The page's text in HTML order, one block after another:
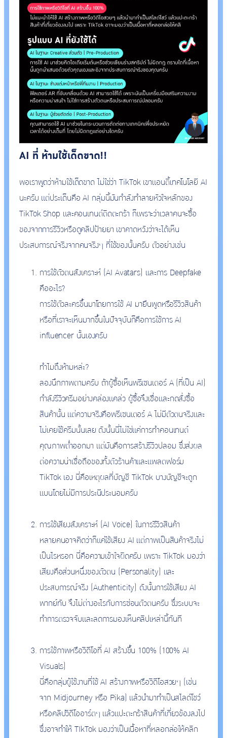
AI ที่ ห้ามใช้เด็ดขาด!!
พอเราพูดว่าห้ามใช้เด็ดขาด ไม่ใช่ว่า TikTok เขาแอนตี้เทคโนโลยี AI
นะครับ แต่ประเด็นคือ AI กลุ่มนี้มันกำลังทำลายหัวใจหลักของ
TikTok Shop และคอนเทนต์ติดตะกร้า ก็เพราะว่าเวลาคนจะซื้อ
ของจากการรีวิวหรือดูคลิปป้ายยา เขาคาดหวังว่าจะได้เห็น
ประสบการณ์จริงจากคนจริงๆ ที่ใช้ของนั้นครับ ตัวอย่างเช่น
การใช้ตัวตนสังเคราะห์ (AI Avatars) และการ Deepfake
คืออะไร?
การใช้ตัวละครขึ้นมาโดยการใช้ AI มายืนพูดหรือรีวิวสินค้า
หรือที่เราจะเห็นมากขึ้นในปัจจุบันก็คือการใช้การ AI
influencer นั้นเองครับ
ทำไมถึงห้ามหล่ะ?
ลองนึกภาพตามครับ ถ้าผู้ซื้อเห็นพรีเซนเตอร์ A (ที่เป็น AI)
กำลังรีวิวครีมอย่างคล่องแคล่ว ผู้ซื้อจึงเชื่อและกดสั่งซื้อ
สินค้านั้น แต่ความจริงคือพรีเซนเตอร์ A ไม่มีตัวตนจริงและ
ไม่เคยใช้ครีมนั้นเลย ดังนั้นนี่ไม่ใช่แค่การทำคอนเทนต์
คุณภาพต่ำออกมา แต่มันคือการสร้างรีวิวปลอม ซึ่งส่งผล
ต่อความน่าเชื่อถือของทั้งตัวร้านค้าและแพลตฟอร์ม
TikTok เอง นี่คือเหตุผลที่บัญชี TikTok บางบัญชีจะถูก
แบนโดยไม่มีการประนีประนอมครับ
การใช้เสียงสังเคราะห์ (AI Voice) ในการรีวิวสินค้า
หลายคนอาจคิดว่าก็แค่ใช้เสียง AI แต่ภาพเป็นสินค้าจริงไม่
เป็นไรหรอก นี่คือความเข้าใจผิดครับ เพราะ TikTok มองว่า
เสียงคือส่วนหนึ่งของตัวตน (Personality) และ
ประสบการณ์จริง (Authenticity) ดังนั้นการใช้เสียง AI
พากย์ทับ จึงไม่ต่างอะไรกับการซ่อนตัวตนครับ ซึ่งระบบจะ
ทำการตรวจจับและลดการมองเห็นคลิปเหล่านี้ทันที
การใช้ภาพหรือวิดีโอที่ AI สร้างขึ้น 100% (100% AI
Visuals)
นี่คือกลุ่มผู้ใช้งานที่ใช้ AI สร้างภาพหรือวิดีโอสวยๆ (เช่น
จาก Midjourney หรือ Pika) แล้วนำมาทำเป็นสไลด์โชว์
หรือคลิปวิดีโออาร์ตๆ แล้วแปะตะกร้าสินค้าที่เกี่ยวข้องลงไป
ซึ่งอาจทำให้ TIkTok มองว่าเป็นเนื้อหาที่หลอกล่อให้คลิก